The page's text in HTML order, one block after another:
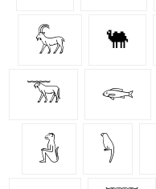
𓃵 🐫
𓃝 𓆟
𓃻 𓆐